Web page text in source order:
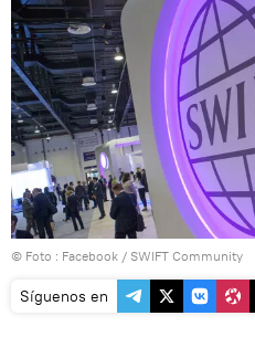
© Foto : Facebook / SWIFT Community
Síguenos en